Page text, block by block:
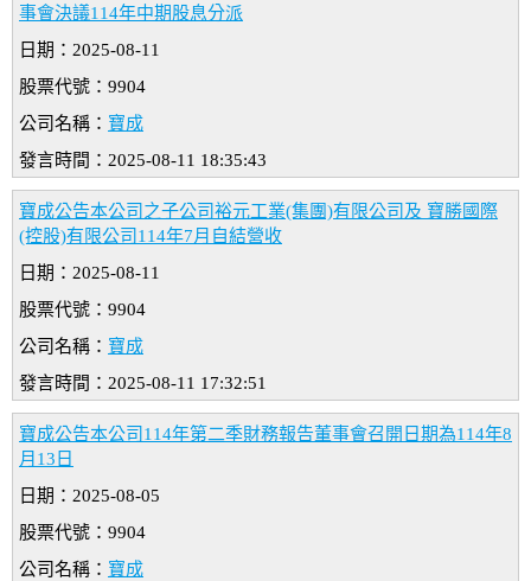
事會決議114年中期股息分派
日期：2025-08-11
股票代號：9904
公司名稱： 寶成
發言時間：2025-08-11 18:35:43
寶成公告本公司之子公司裕元工業(集團)有限公司及 寶勝國際
(控股)有限公司114年7月自結營收
日期：2025-08-11
股票代號：9904
公司名稱： 寶成
發言時間：2025-08-11 17:32:51
寶成公告本公司114年第二季財務報告董事會召開日期為114年8
月13日
日期：2025-08-05
股票代號：9904
公司名稱： 寶成